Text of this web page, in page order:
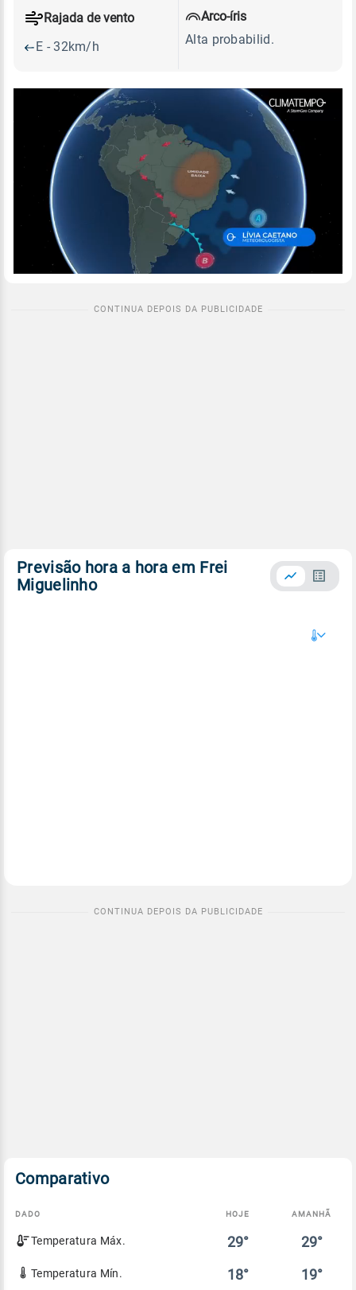
Rajada de vento
E - 32km/h
Arco-íris
Alta probabilid.
Previsão hora a hora em Frei
Miguelinho
Comparativo
Comparativo
entre
previsão
DADO HOJE AMANHÃ
Temperatura Máx. 29° 29°
Temperatura Mín. 18° 19°